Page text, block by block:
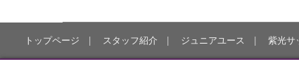
トップページ スタッフ紹介 ジュニアユース 紫光サ